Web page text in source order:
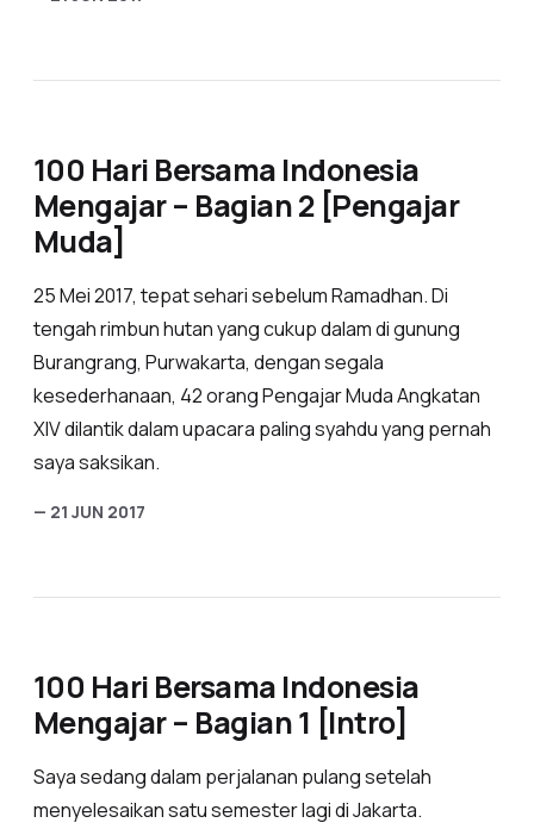
100 Hari Bersama Indonesia
Mengajar – Bagian 2 [Pengajar
Muda]
25 Mei 2017, tepat sehari sebelum Ramadhan. Di
tengah rimbun hutan yang cukup dalam di gunung
Burangrang, Purwakarta, dengan segala
kesederhanaan, 42 orang Pengajar Muda Angkatan
XIV dilantik dalam upacara paling syahdu yang pernah
saya saksikan.
— 21 JUN 2017
100 Hari Bersama Indonesia
Mengajar – Bagian 1 [Intro]
Saya sedang dalam perjalanan pulang setelah
menyelesaikan satu semester lagi di Jakarta.